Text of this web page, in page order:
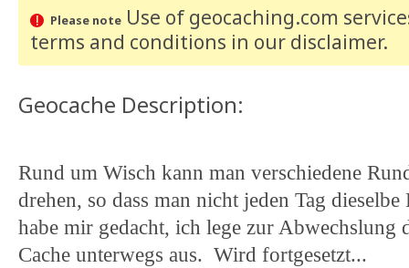
Please noteUse of geocaching.com
terms and conditions in our disclaimer.
Geocache Description:
Rund um Wisch kann man verschiedene
drehen, so dass man nicht jeden Tag
habe mir gedacht, ich lege zur Abwechslung
Cache unterwegs aus. Wird fortgesetzt...